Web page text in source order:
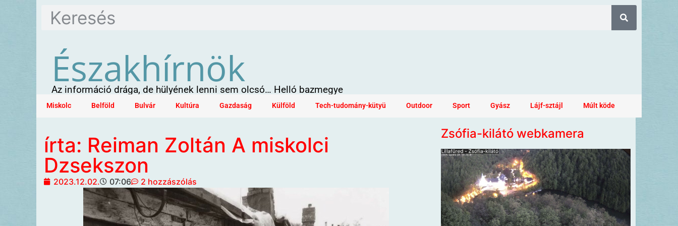
Északhírnök
Az információ drága, de hülyének lenni sem olcsó… Helló bazmegye
Miskolc Belföld Bulvár Kultúra Gazdaság Külföld Tech-tudomány-kütyü Outdoor Sport Gyász Lájf-sztájl Múlt köde
írta: Reiman Zoltán A miskolci
Dzsekszon
2023.12.02. 07:06 2 hozzászólás
Zsófia-kilátó webkamera